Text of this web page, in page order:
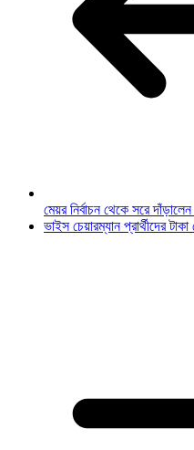
মেয়র নির্বাচন থেকে সরে
ভাইস চেয়ারম্যান প্রার্থীদের